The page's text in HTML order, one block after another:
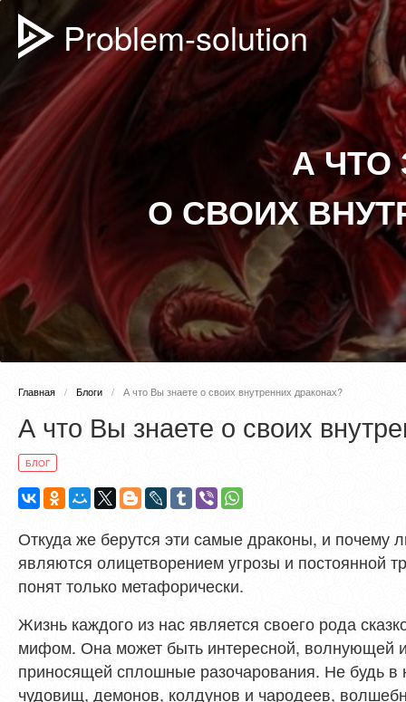
Problem-solution
А ЧТО
О СВОИХ
Главная Блоги А что Вы знаете о своих внутренних драконах?
А что Вы знаете о своих
БЛОГ
Откуда же берутся эти самые драконы, и почему
являются олицетворением угрозы и постоянной
понят только метафорически.
Жизнь каждого из нас является своего рода
мифом. Она может быть интересной, волнующей
приносящей сплошные разочарования. Не будь в
чудовищ, демонов, колдунов и чародеев,